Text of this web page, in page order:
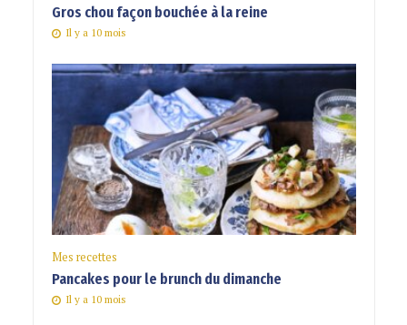
Gros chou façon bouchée à la reine
Il y a 10 mois
Mes recettes
Pancakes pour le brunch du dimanche
Il y a 10 mois